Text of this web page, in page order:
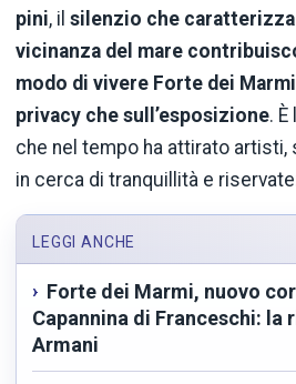
pini, il silenzio che
vicinanza del mare
modo di vivere Forte dei
privacy che sull’esposizione.
che nel tempo ha attirato
in cerca di tranquillità e
LEGGI ANCHE
Forte dei Marmi, nuovo
Capannina di Franceschi: la
Armani